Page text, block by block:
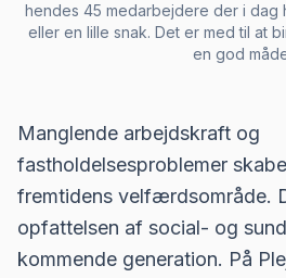
hendes 45 medarbejdere der i dag
eller en lille snak. Det er med til at
en god
Manglende arbejdskraft og
fastholdelsesproblemer
fremtidens velfærdsområde.
opfattelsen af social- og
kommende generation. På